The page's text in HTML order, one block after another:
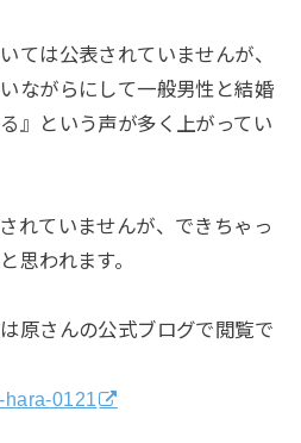
ては公表されていませんが、
ながらにして一般男性と結婚
』という声が多く上がってい
れていませんが、できちゃっ
思われます。
原さんの公式ブログで閲覧で
0121